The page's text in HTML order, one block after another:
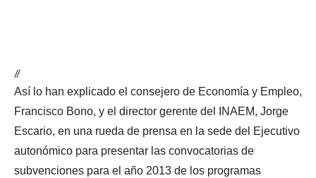
//
Así lo han explicado el consejero de Economía y Empleo,
Francisco Bono, y el director gerente del INAEM, Jorge
Escario, en una rueda de prensa en la sede del Ejecutivo
autonómico para presentar las convocatorias de
subvenciones para el año 2013 de los programas